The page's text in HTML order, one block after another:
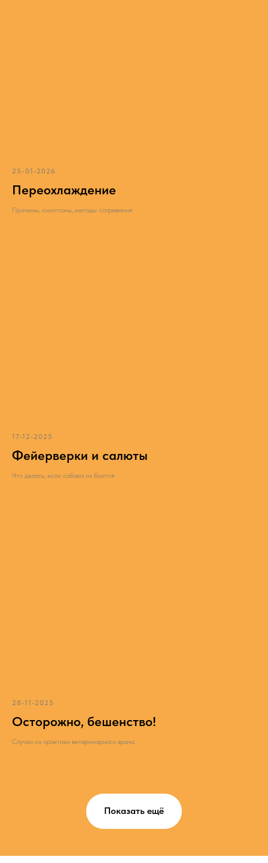
25-01-2026
Переохлаждение
Причины, симптомы, методы согревания
17-12-2025
Фейерверки и салюты
Что делать, если собака их боится
28-11-2025
Осторожно, бешенство!
Случаи из практики ветеринарного врача
Показать ещё